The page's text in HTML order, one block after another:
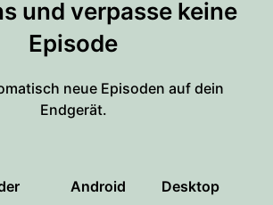
und verpasse keine
Episode
neue Episoden auf dein
Endgerät.
Android Desktop